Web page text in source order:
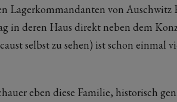
Lagerkommandanten von
in deren Haus direkt neben dem
selbst zu sehen) ist schon einmal
eben diese Familie, historisch